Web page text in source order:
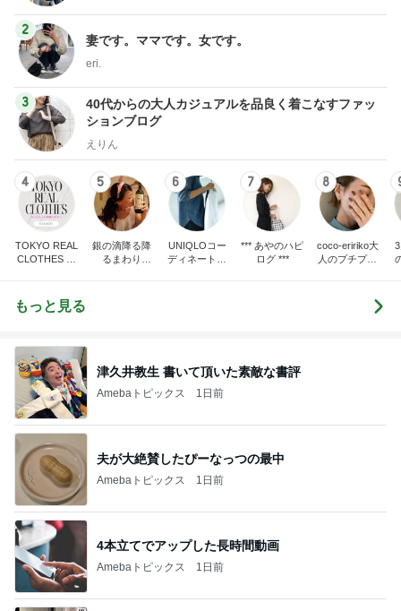
2
妻です。ママです。女です。
eri.
3
40代からの大人カジュアルを品良く着こなすファッ
ションブログ
えりん
4
TOKYO REAL
CLOTHES 大
5
銀の滴降る降
るまわり
6
UNIQLOコー
ディネート日
7
*** あやのハピ
ログ ***
8
coco-eririko大
人のプチプラ
もっと見る
津久井教生 書いて頂いた素敵な書評
Amebaトピックス 1日前
夫が大絶賛したぴーなっつの最中
Amebaトピックス 1日前
4本立てでアップした長時間動画
Amebaトピックス 1日前